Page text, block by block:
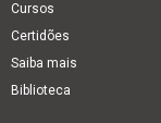
Cursos
Certidões
Saiba mais
Biblioteca